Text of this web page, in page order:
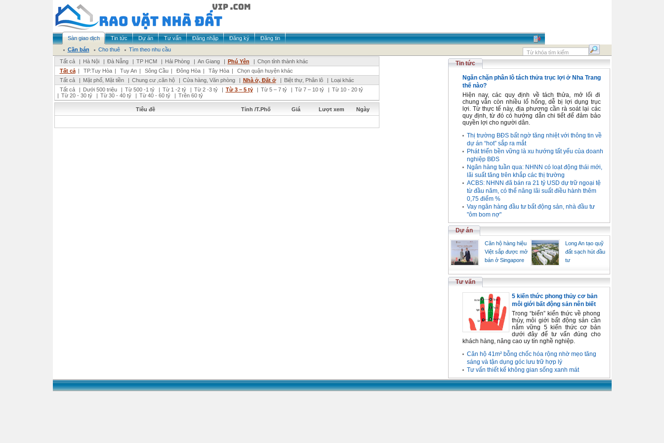
Sàn giao dịch Tin tức Dự án Tư vấn Đăng nhập Đăng ký
Đăng tin
Cần bán
Cho thuê
Tìm theo nhu cầu
Tất cả
| Hà Nội | Đà Nẵng | TP HCM | Hải Phòng | An Giang | Phú Yên | Chọn tỉnh thành khác
Tất cả | TP.Tuy Hòa | Tuy An | Sông Cầu | Đông Hòa | Tây Hòa |
Chọn quận huyện khác
Tất cả
| Mặt phố, Mặt tiền | Chung cư ,căn hộ | Cửa hàng, Văn phòng | Nhà ở, Đất ở | Biệt thự, Phân lô | Loại khác
Tất cả
| Dưới 500 triệu | Từ 500 -1 tỷ | Từ 1 -2 tỷ | Từ 2 -3 tỷ | Từ 3 – 5 tỷ | Từ 5 – 7 tỷ | Từ 7 – 10 tỷ | Từ 10 - 20 tỷ
| Từ 20 - 30 tỷ | Từ 30 - 40 tỷ | Từ 40 - 60 tỷ | Trên 60 tỷ
Tiêu đề Tỉnh /T.Phố Giá Lượt xem Ngày
Tin tức
Ngăn chặn phân lô tách thửa trục lợi ở Nha Trang
thế nào?
Hiện nay, các quy định về tách thửa, mở lối đi
chung vẫn còn nhiều lổ hổng, dễ bị lợi dụng trục
lợi. Từ thực tế này, địa phương cần rà soát lại các
quy định, từ đó có hướng dẫn chi tiết để đảm bảo
quyền lợi cho người dân.
Thị trường BĐS bất ngờ tăng nhiệt với thông tin về
dự án “hot” sắp ra mắt
Phát triển bền vững là xu hướng tất yếu của doanh
nghiệp BĐS
Ngân hàng tuần qua: NHNN có loạt động thái mới,
lãi suất tăng trên khắp các thị trường
ACBS: NHNN đã bán ra 21 tỷ USD dự trữ ngoại tệ
từ đầu năm, có thể nâng lãi suất điều hành thêm
0,75 điểm %
Vay ngân hàng đầu tư bất động sản, nhà đầu tư
"ôm bom nợ"
Dự án
Căn hộ hàng hiệu
Việt sắp được mở
bán ở Singapore
Long An tạo quỹ
đất sạch hút đầu
tư
Tư vấn
5 kiến thức phong thủy cơ bản
môi giới bất động sản nên biết
Trong “biển” kiến thức về phong
thủy, môi giới bất động sản cần
nắm vững 5 kiến thức cơ bản
dưới đây để tư vấn đúng cho
khách hàng, nâng cao uy tín nghề nghiệp.
Căn hộ 41m² bỗng chốc hóa rộng nhờ mẹo tăng
sáng và tận dụng góc lưu trữ hợp lý
Tư vấn thiết kế không gian sống xanh mát